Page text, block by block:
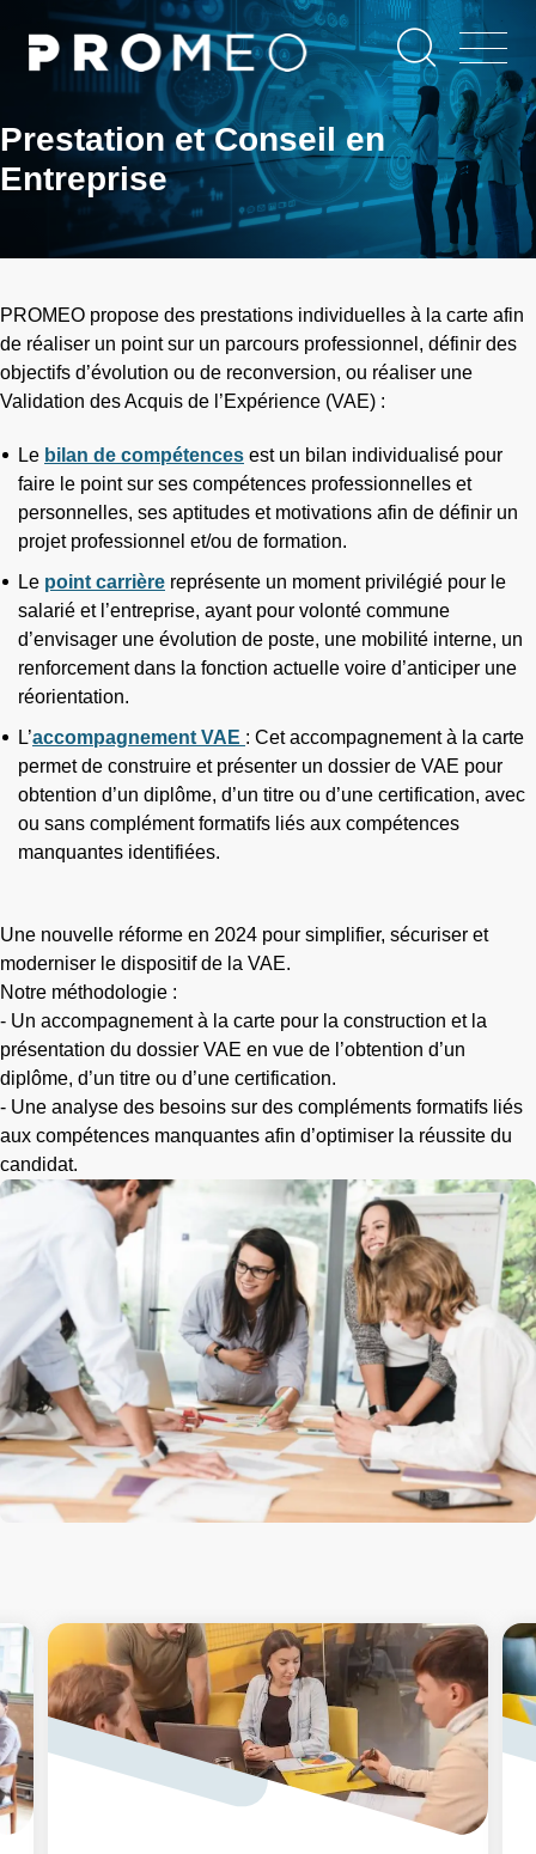
contenu
Prestation et Conseil en
Entreprise
PROMEO propose des prestations individuelles à la carte afin
de réaliser un point sur un parcours professionnel, définir des
objectifs d’évolution ou de reconversion, ou réaliser une
Validation des Acquis de l’Expérience (VAE) :
Le bilan de compétences est un bilan individualisé pour
faire le point sur ses compétences professionnelles et
personnelles, ses aptitudes et motivations afin de définir un
projet professionnel et/ou de formation.
Le point carrière représente un moment privilégié pour le
salarié et l’entreprise, ayant pour volonté commune
d’envisager une évolution de poste, une mobilité interne, un
renforcement dans la fonction actuelle voire d’anticiper une
réorientation.
L’accompagnement VAE : Cet accompagnement à la carte
permet de construire et présenter un dossier de VAE pour
obtention d’un diplôme, d’un titre ou d’une certification, avec
ou sans complément formatifs liés aux compétences
manquantes identifiées.
Une nouvelle réforme en 2024 pour simplifier, sécuriser et
moderniser le dispositif de la VAE.
Notre méthodologie :
- Un accompagnement à la carte pour la construction et la
présentation du dossier VAE en vue de l’obtention d’un
diplôme, d’un titre ou d’une certification.
- Une analyse des besoins sur des compléments formatifs liés
aux compétences manquantes afin d’optimiser la réussite du
candidat.
Panneau de gestion des cookies